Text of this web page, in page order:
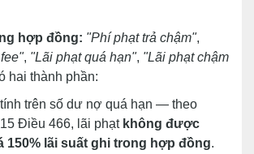
hợp đồng: "Phí phạt trả chậm",
, "Lãi phạt quá hạn", "Lãi phạt chậm
hai thành phần:
tính trên số dư nợ quá hạn — theo
Điều 466, lãi phạt không được
150% lãi suất ghi trong hợp đồng.